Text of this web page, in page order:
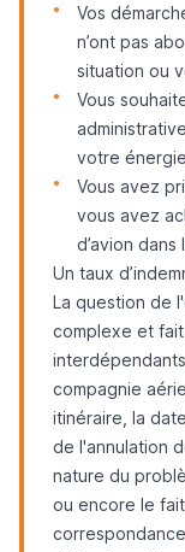
Vos
n’ont pas
situation ou
Vous
votre
Vous avez
vous avez
d’avion dans
Un taux
La question de
complexe et
compagnie
itinéraire, la
de l'annulation
nature du
ou encore le